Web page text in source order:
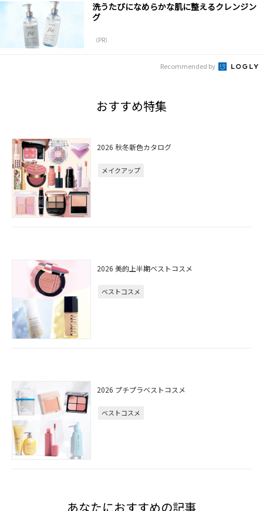
洗うたびになめらかな肌に整えるクレンジン
グ
（PR）
Recommended by
おすすめ特集
2026 秋冬新色カタログ
メイクアップ
2026 美的上半期ベストコスメ
ベストコスメ
2026 プチプラベストコスメ
ベストコスメ
あなたにおすすめの記事